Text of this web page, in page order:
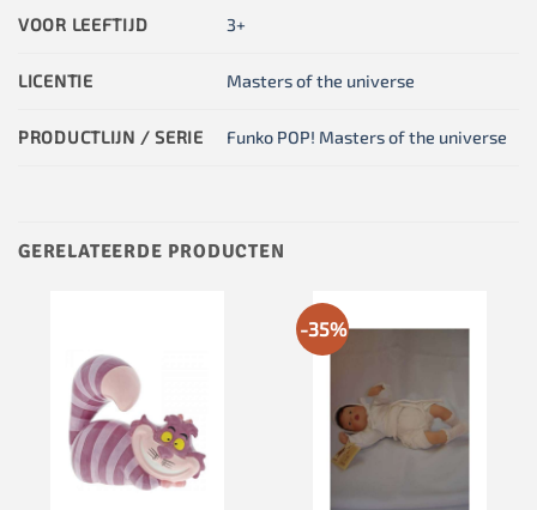
VOOR LEEFTIJD 3+
LICENTIE Masters of the universe
PRODUCTLIJN / SERIE Funko POP! Masters of the universe
GERELATEERDE PRODUCTEN
-35%